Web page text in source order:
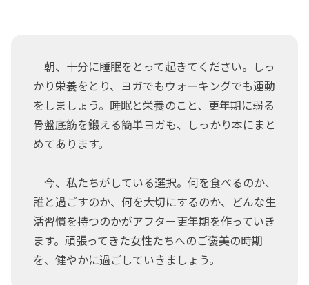
朝、十分に睡眠をとって起きてください。しっ
かり栄養をとり、ヨガでもウォーキングでも運動
をしましょう。睡眠と栄養のこと、更年期に弱る
骨盤底筋を鍛える簡単ヨガも、しっかり本にまと
めてあります。
今、私たちがしている選択。何を食べるのか、
誰と過ごすのか、何を大切にするのか、どんな生
活習慣を持つのかがアフター更年期を作っていき
ます。頑張ってきた女性たちへのご褒美の時期
を、健やかに過ごしていきましょう。